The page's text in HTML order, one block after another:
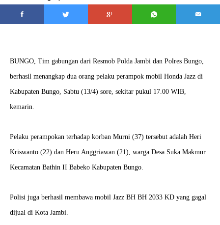
BUNGO, Tim gabungan dari Resmob Polda Jambi dan Polres Bungo,
berhasil menangkap dua orang pelaku perampok mobil Honda Jazz di
Kabupaten Bungo, Sabtu (13/4) sore, sekitar pukul 17.00 WIB,
kemarin.
Pelaku perampokan terhadap korban Murni (37) tersebut adalah Heri
Kriswanto (22) dan Heru Anggriawan (21), warga Desa Suka Makmur
Kecamatan Bathin II Babeko Kabupaten Bungo.
Polisi juga berhasil membawa mobil Jazz BH BH 2033 KD yang gagal
dijual di Kota Jambi.